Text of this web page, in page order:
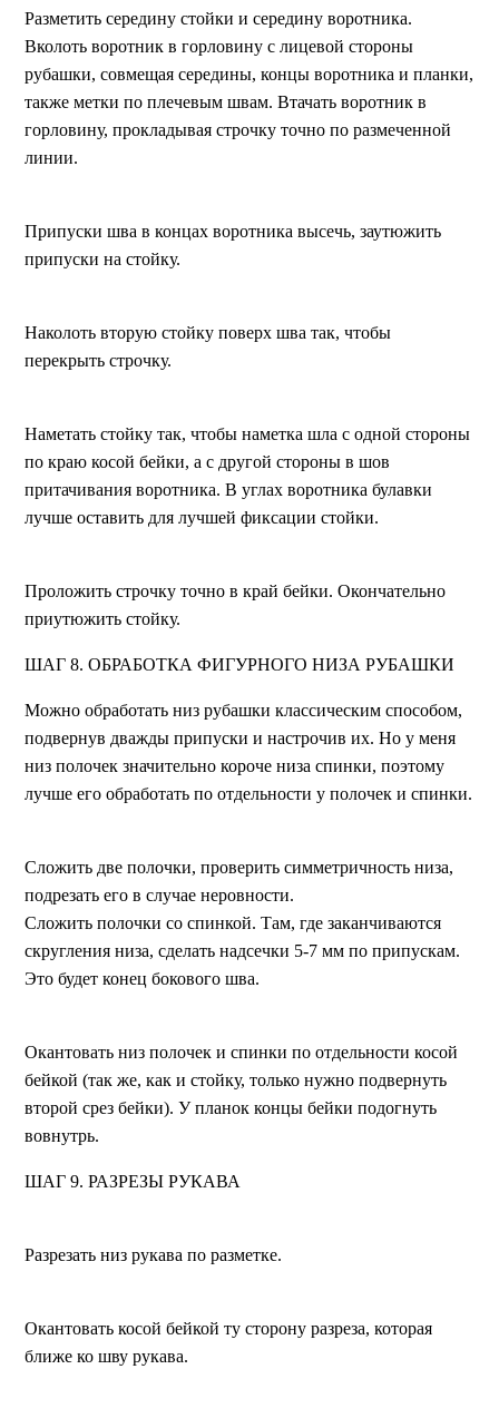
Разметить середину стойки и середину воротника.
Вколоть воротник в горловину с лицевой стороны
рубашки, совмещая середины, концы воротника и планки,
также метки по плечевым швам. Втачать воротник в
горловину, прокладывая строчку точно по размеченной
линии.
Припуски шва в концах воротника высечь, заутюжить
припуски на стойку.
Наколоть вторую стойку поверх шва так, чтобы
перекрыть строчку.
Наметать стойку так, чтобы наметка шла с одной стороны
по краю косой бейки, а с другой стороны в шов
притачивания воротника. В углах воротника булавки
лучше оставить для лучшей фиксации стойки.
Проложить строчку точно в край бейки. Окончательно
приутюжить стойку.
ШАГ 8. ОБРАБОТКА ФИГУРНОГО НИЗА РУБАШКИ
Можно обработать низ рубашки классическим способом,
подвернув дважды припуски и настрочив их. Но у меня
низ полочек значительно короче низа спинки, поэтому
лучше его обработать по отдельности у полочек и спинки.
Сложить две полочки, проверить симметричность низа,
подрезать его в случае неровности.
Сложить полочки со спинкой. Там, где заканчиваются
скругления низа, сделать надсечки 5-7 мм по припускам.
Это будет конец бокового шва.
Окантовать низ полочек и спинки по отдельности косой
бейкой (так же, как и стойку, только нужно подвернуть
второй срез бейки). У планок концы бейки подогнуть
вовнутрь.
ШАГ 9. РАЗРЕЗЫ РУКАВА
Разрезать низ рукава по разметке.
Окантовать косой бейкой ту сторону разреза, которая
ближе ко шву рукава.